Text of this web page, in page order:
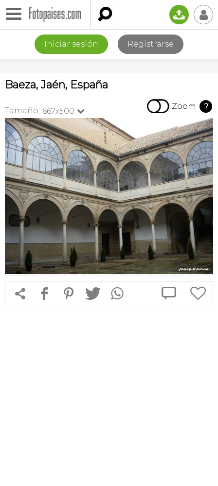
 📤 👤
Iniciar sesión Registrarse
Baeza, Jaén, España
Tamaño: 667x500   Zoom ?
 f 1 T  